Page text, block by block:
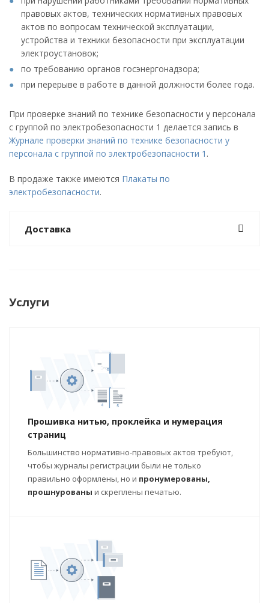
правовых актов, технических нормативных правовых
актов по вопросам технической эксплуатации,
устройства и техники безопасности при эксплуатации
электроустановок;
по требованию органов госэнергонадзора;
при перерыве в работе в данной должности более года.
При проверке знаний по технике безопасности у персонала
с группой по электробезопасности 1 делается запись в
Журнале проверки знаний по технике безопасности у
персонала с группой по электробезопасности 1 .
В продаже также имеются Плакаты по
электробезопасности.
Доставка
Услуги
Прошивка нитью, проклейка и нумерация
страниц
Большинство нормативно-правовых актов требуют,
чтобы журналы регистрации были не только
правильно оформлены, но и пронумерованы,
прошнурованы и скреплены печатью.